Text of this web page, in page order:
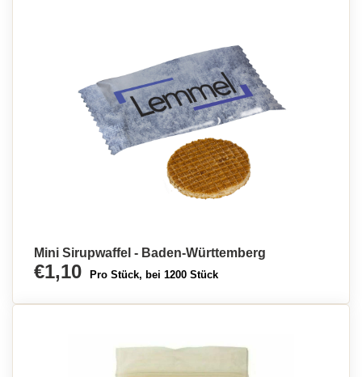
Mini Sirupwaffel - Baden-Württemberg
€1,10 Pro Stück, bei 1200 Stück